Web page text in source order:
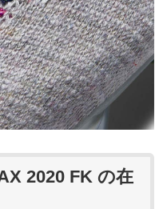
2020 FK の在